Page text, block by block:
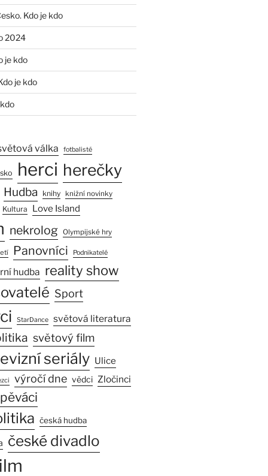
Kdo je kdo
2024
je kdo
je kdo
válka fotbalisté
herci herečky
Hudba knihy knižní novinky
Kultura Love Island
nekrolog Olympijské hry
Panovníci Podnikatelé
hudba reality show
Sport
StarDance světová literatura
světový film
seriály Ulice
výročí dne vědci Zločinci
česká hudba
české divadlo